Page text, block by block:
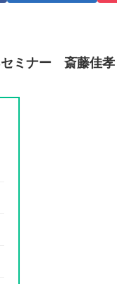
セミナー 斎藤佳孝